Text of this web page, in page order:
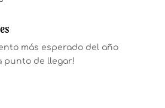
más esperado del año
punto de llegar!